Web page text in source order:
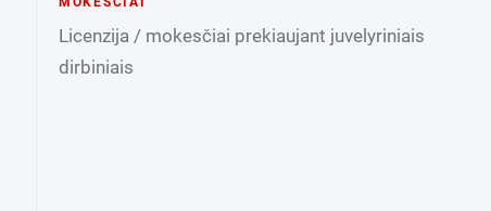
Licenzija / mokesčiai prekiaujant juvelyriniais
dirbiniais